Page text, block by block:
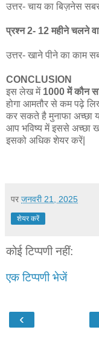
उत्तर- चाय का बिज़नेस
प्रश्न 2- 12 महीने चलने
उत्तर- खाने पीने का काम
CONCLUSION
इस लेख में 1000 में कौन
होगा आमतौर से कम पढ़े
कर सकते है मुनाफा अच्छा
आप भविष्य में इससे अच्छा
इसको अधिक शेयर करें|
पर जनवरी 21, 2025
शेयर करें
कोई टिप्पणी नहीं:
एक टिप्पणी भेजें
‹